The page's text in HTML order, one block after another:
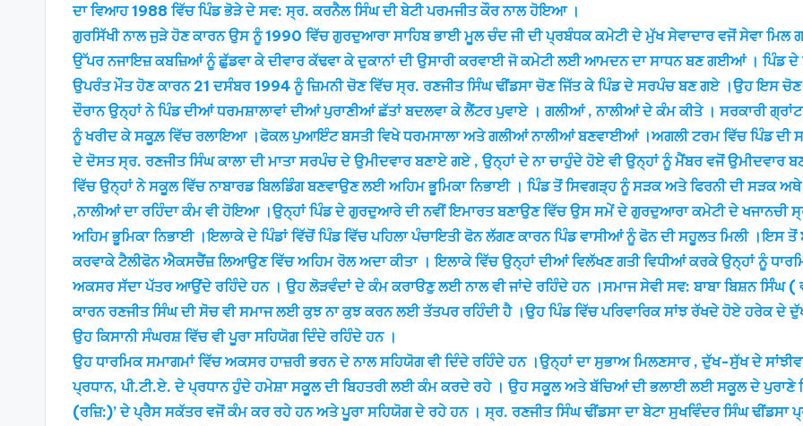
ਦਾ ਵਿਆਹ 1988 ਵਿੱਚ ਪਿੰਡ ਭੋੜੇ ਦੇ ਸਵ: ਸ੍ਰ. ਕਰਨੈਲ ਸਿੰਘ ਦੀ ਬੇਟੀ ਪਰਮਜੀਤ ਕੌਰ ਨਾਲ ਹੋਇਆ ।
ਗੁਰਸਿੱਖੀ ਨਾਲ ਜੁੜੇ ਹੋਣ ਕਾਰਨ ਉਸ ਨੂੰ 1990 ਵਿੱਚ ਗੁਰਦੁਆਰਾ ਸਾਹਿਬ ਭਾਈ ਮੂਲ ਚੰਦ ਜੀ ਦੀ ਪ੍ਰਬੰਧਕ ਕਮੇਟੀ ਦੇ ਮੁੱਖ ਸੇਵਾਦਾਰ ਵਜੋਂ ਸੇਵਾ
ਉੱਪਰ ਨਜਾਇਜ਼ ਕਬਜ਼ਿਆਂ ਨੂੰ ਛੁੱਡਵਾ ਕੇ ਦੀਵਾਰ ਕੱਢਵਾ ਕੇ ਦੁਕਾਨਾਂ ਦੀ ਉਸਾਰੀ ਕਰਵਾਈ ਜੋ ਕਮੇਟੀ ਲਈ ਆਮਦਨ ਦਾ ਸਾਧਨ ਬਣ ਗਈਆਂ । ਪਿੰਡ ਦੇ
ਉਪਰੰਤ ਮੌਤ ਹੋਣ ਕਾਰਨ 21 ਦਸੰਬਰ 1994 ਨੂੰ ਜ਼ਿਮਨੀ ਚੋਣ ਵਿੱਚ ਸ੍ਰ. ਰਣਜੀਤ ਸਿੰਘ ਢੀਂਡਸਾ ਚੋਣ ਜਿੱਤ ਕੇ ਪਿੰਡ ਦੇ ਸਰਪੰਚ ਬਣ ਗਏ ।ਉਹ ਇਸ
ਦੌਰਾਨ ਉਨ੍ਹਾਂ ਨੇ ਪਿੰਡ ਦੀਆਂ ਧਰਮਸ਼ਾਲਾਵਾਂ ਦੀਆਂ ਪੁਰਾਣੀਆਂ ਛੱਤਾਂ ਬਦਲਵਾ ਕੇ ਲੈਂਟਰ ਪੁਵਾਏ । ਗਲੀਆਂ , ਨਾਲੀਆਂ ਦੇ ਕੰਮ ਕੀਤੇ । ਸਰਕਾਰੀ
ਨੂੰ ਖਰੀਦ ਕੇ ਸਕੂਲ਼ ਵਿੱਚ ਰਲਾਇਆ ।ਫੋਕਲ ਪੁਆਇੰਟ ਬਸਤੀ ਵਿਖੇ ਧਰਮਸਾਲਾ ਅਤੇ ਗਲੀਆਂ ਨਾਲੀਆਂ ਬਣਵਾਈਆਂ ।ਅਗਲੀ ਟਰਮ ਵਿੱਚ ਪਿੰਡ ਦੀ
ਦੇ ਦੋਸਤ ਸ੍ਰ. ਰਣਜੀਤ ਸਿੰਘ ਕਾਲਾ ਦੀ ਮਾਤਾ ਸਰਪੰਚ ਦੇ ਉਮੀਦਵਾਰ ਬਣਾਏ ਗਏ , ਉਨ੍ਹਾਂ ਦੇ ਨਾ ਚਾਹੁੰਦੇ ਹੋਏ ਵੀ ਉਨ੍ਹਾਂ ਨੂੰ ਮੈਂਬਰ ਵਜੋਂ
ਵਿੱਚ ਉਨ੍ਹਾਂ ਨੇ ਸਕੂਲ ਵਿੱਚ ਨਾਬਾਰਡ ਬਿਲਡਿੰਗ ਬਣਵਾਉਣ ਲਈ ਅਹਿਮ ਭੂਮਿਕਾ ਨਿਭਾਈ । ਪਿੰਡ ਤੋਂ ਸਿਵਗੜ੍ਹ ਨੂੰ ਸੜਕ ਅਤੇ ਫਿਰਨੀ ਦੀ
,ਨਾਲੀਆਂ ਦਾ ਰਹਿੰਦਾ ਕੰਮ ਵੀ ਹੋਇਆ ।ਉਨ੍ਹਾਂ ਪਿੰਡ ਦੇ ਗੁਰਦੁਆਰੇ ਦੀ ਨਵੀਂ ਇਮਾਰਤ ਬਣਾਉਣ ਵਿੱਚ ਉਸ ਸਮੇਂ ਦੇ ਗੁਰਦੁਆਰਾ ਕਮੇਟੀ ਦੇ ਖਜਾਨਚੀ
ਅਹਿਮ ਭੂਮਿਕਾ ਨਿਭਾਈ ।ਇਲਾਕੇ ਦੇ ਪਿੰਡਾਂ ਵਿੱਚੋਂ ਪਿੰਡ ਵਿੱਚ ਪਹਿਲਾ ਪੰਚਾਇਤੀ ਫੋਨ ਲੱਗਣ ਕਾਰਨ ਪਿੰਡ ਵਾਸੀਆਂ ਨੂੰ ਫੋਨ ਦੀ ਸਹੂਲਤ ਮਿਲੀ
ਕਰਵਾਕੇ ਟੈਲੀਫੋਨ ਐਕਸਚੈਂਜ਼ ਲਿਆਉਣ ਵਿੱਚ ਅਹਿਮ ਰੋਲ ਅਦਾ ਕੀਤਾ । ਇਲਾਕੇ ਵਿੱਚ ਉਨ੍ਹਾਂ ਦੀਆਂ ਵਿਲੱਖਣ ਗਤੀ ਵਿਧੀਆਂ ਕਰਕੇ ਉਨ੍ਹਾਂ ਨੂੰ
ਅਕਸਰ ਸੱਦਾ ਪੱਤਰ ਆਉਂਦੇ ਰਹਿੰਦੇ ਹਨ । ਉਹ ਲੋੜਵੰਦਾਂ ਦੇ ਕੰਮ ਕਰਾੳਣੁ ਲਈ ਨਾਲ ਵੀ ਜਾਂਦੇ ਰਹਿੰਦੇ ਹਨ ।ਸਮਾਜ ਸੇਵੀ ਸਵ: ਬਾਬਾ ਬਿਸ਼ਨ ਸਿੰੰਘ
ਕਾਰਨ ਰਣਜੀਤ ਸਿੰਘ ਦੀ ਸੋਚ ਵੀ ਸਮਾਜ ਲਈ ਕੁਝ ਨਾ ਕੁਝ ਕਰਨ ਲਈ ਤੱਤਪਰ ਰਹਿੰਦੀ ਹੈ ।ਉਹ ਪਿੰਡ ਵਿੱਚ ਪਰਿਵਾਰਿਕ ਸਾਂਝ ਰੱਖਦੇ ਹੋਏ ਹਰੇਕ ਦੇ
ਉਹ ਕਿਸਾਨੀ ਸੰਘਰਸ਼ ਵਿੱਚ ਵੀ ਪੂਰਾ ਸਹਿਯੋਗ ਦਿੰਦੇ ਰਹਿੰਦੇ ਹਨ ।
ਉਹ ਧਾਰਮਿਕ ਸਮਾਗਮਾਂ ਵਿੱਚ ਅਕਸਰ ਹਾਜ਼ਰੀ ਭਰਨ ਦੇ ਨਾਲ ਸਹਿਯੋਗ ਵੀ ਦਿੰਦੇ ਰਹਿੰਦੇ ਹਨ ।ਉਨ੍ਹਾਂ ਦਾ ਸੁਭਾਅ ਮਿਲਣਸਾਰ , ਦੁੱਖ-ਸੁੱਖ ਦੇ
ਪ੍ਰਧਾਨ, ਪੀ.ਟੀ.ਏ. ਦੇ ਪ੍ਰਧਾਨ ਹੁੰਦੇ ਹਮੇਸ਼ਾ ਸਕੂਲ ਦੀ ਬਿਹਤਰੀ ਲਈ ਕੰਮ ਕਰਦੇ ਰਹੇ । ਉਹ ਸਕੂਲ ਅਤੇ ਬੱਚਿਆਂ ਦੀ ਭਲਾਈ ਲਈ ਸਕੂਲ ਦੇ
(ਰਜ਼ਿ:)’ ਦੇ ਪ੍ਰੈਸ ਸਕੱਤਰ ਵਜੋਂ ਕੰਮ ਕਰ ਰਹੇ ਹਨ ਅਤੇ ਪੂਰਾ ਸਹਿਯੋਗ ਦੇ ਰਹੇ ਹਨ । ਸ੍ਰ. ਰਣਜੀਤ ਸਿੰਘ ਢੀਂਡਸਾ ਦਾ ਬੇਟਾ ਸੁਖਵਿੰਦਰ ਸਿੰਘ ਢੀਂਡਸਾ